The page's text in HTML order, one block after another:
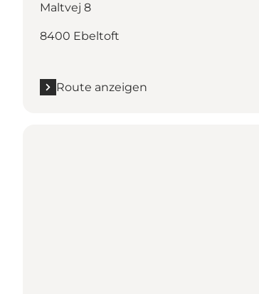
Maltvej 8
8400 Ebeltoft
Route anzeigen